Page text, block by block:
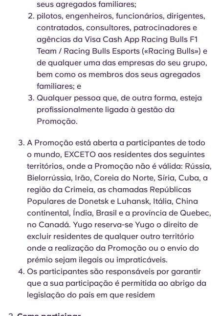
seus agregados familiares;
pilotos, engenheiros, funcionários, dirigentes,
contratados, consultores, patrocinadores e
agências da Visa Cash App Racing Bulls F1
Team / Racing Bulls Esports («Racing Bulls») e
de qualquer uma das empresas do seu grupo,
bem como os membros dos seus agregados
familiares; e
Qualquer pessoa que, de outra forma, esteja
profissionalmente ligada à gestão da
Promoção.
A Promoção está aberta a participantes de todo
o mundo, EXCETO aos residentes dos seguintes
territórios, onde a Promoção não é válida: Rússia,
Bielorrússia, Irão, Coreia do Norte, Síria, Cuba, a
região da Crimeia, as chamadas Repúblicas
Populares de Donetsk e Luhansk, Itália, China
continental, Índia, Brasil e a província de Quebec,
no Canadá. Yugo reserva-se Yugo o direito de
excluir residentes de qualquer outro território
onde a realização da Promoção ou o envio do
prémio sejam ilegais ou impraticáveis.
Os participantes são responsáveis por garantir
que a sua participação é permitida ao abrigo da
legislação do país em que residem